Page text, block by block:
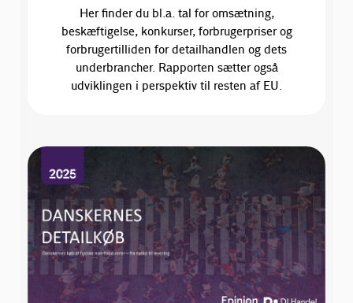
Her finder du bl.a. tal for omsætning,
beskæftigelse, konkurser, forbrugerpriser og
forbrugertilliden for detailhandlen og dets
underbrancher. Rapporten sætter også
udviklingen i perspektiv til resten af EU.